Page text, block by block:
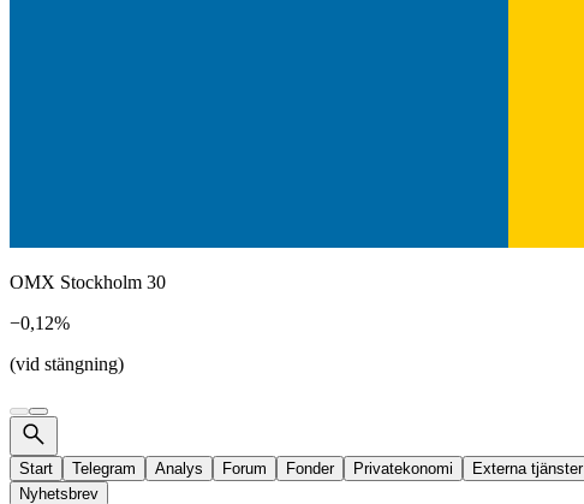
OMX Stockholm 30
−0,12%
(vid stängning)
Start Telegram Analys Forum Fonder Privatekonomi Externa tjänster
Nyhetsbrev